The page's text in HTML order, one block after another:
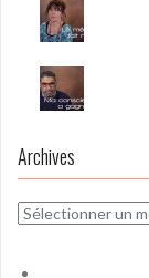
Archives
Archives